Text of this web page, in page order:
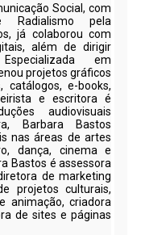
Social, com
Radialismo pela
já colaborou com
além de dirigir
em
projetos gráficos
catálogos, e-books,
e escritora é
audiovisuais
Barbara Bastos
nas áreas de artes
dança, cinema e
Bastos é assessora
de marketing
projetos culturais,
animação, criadora
de sites e páginas